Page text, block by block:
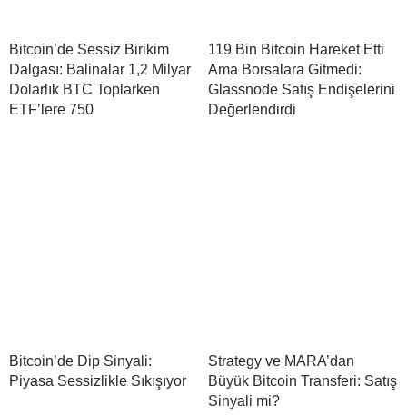
Bitcoin’de Sessiz Birikim
Dalgası: Balinalar 1,2 Milyar
Dolarlık BTC Toplarken
ETF’lere 750
119 Bin Bitcoin Hareket Etti
Ama Borsalara Gitmedi:
Glassnode Satış Endişelerini
Değerlendirdi
Bitcoin’de Dip Sinyali:
Piyasa Sessizlikle Sıkışıyor
Strategy ve MARA’dan
Büyük Bitcoin Transferi: Satış
Sinyali mi?